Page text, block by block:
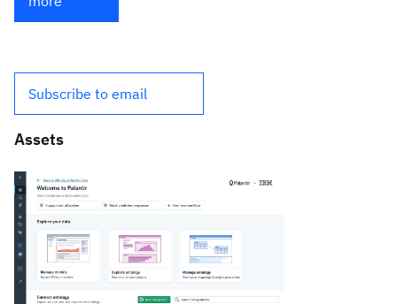
Subscribe to email
Assets